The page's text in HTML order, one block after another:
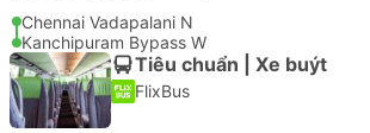
Chennai Vadapalani N
Kanchipuram Bypass W
Tiêu chuẩn | Xe buýt
FlixBus